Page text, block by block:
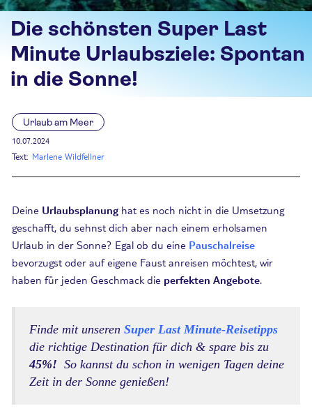
Die schönsten Super Last
Minute Urlaubsziele: Spontan
in die Sonne!
Urlaub am Meer
10.07.2024
Text: Marlene Wildfellner
Deine Urlaubsplanung hat es noch nicht in die Umsetzung
geschafft, du sehnst dich aber nach einem erholsamen
Urlaub in der Sonne? Egal ob du eine Pauschalreise
bevorzugst oder auf eigene Faust anreisen möchtest, wir
haben für jeden Geschmack die perfekten Angebote.
Finde mit unseren Super Last Minute-Reisetipps
die richtige Destination für dich & spare bis zu
45%! So kannst du schon in wenigen Tagen deine
Zeit in der Sonne genießen!